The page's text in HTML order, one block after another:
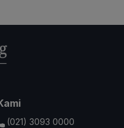
(021) 3093 0000